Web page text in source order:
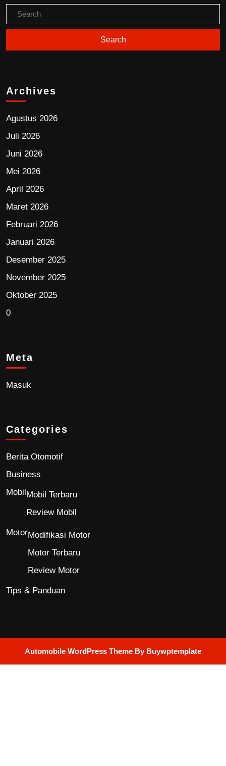
Archives
Agustus 2026
Juli 2026
Juni 2026
Mei 2026
April 2026
Maret 2026
Februari 2026
Januari 2026
Desember 2025
November 2025
Oktober 2025
0
Meta
Masuk
Categories
Berita Otomotif
Business
MobilMobil Terbaru
Review Mobil
MotorModifikasi Motor
Motor Terbaru
Review Motor
Tips & Panduan
Automobile WordPress Theme By Buywptemplate